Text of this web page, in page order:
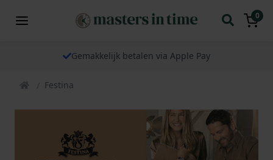
0
Gemakkelijk betalen via Apple Pay
Festina